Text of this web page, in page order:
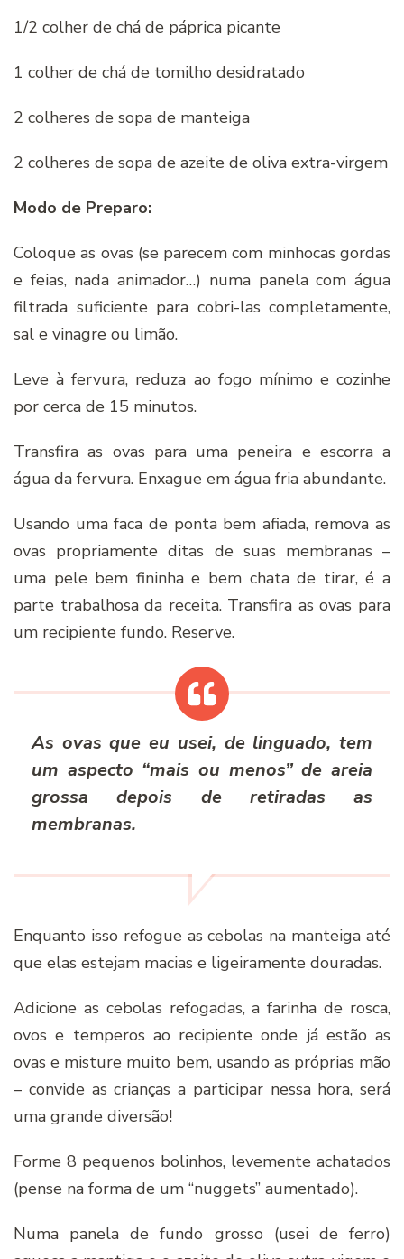
1/2 colher de chá de páprica picante
1 colher de chá de tomilho desidratado
2 colheres de sopa de manteiga
2 colheres de sopa de azeite de oliva extra-virgem
Modo de Preparo:
Coloque as ovas (se parecem com minhocas gordas
e feias, nada animador…) numa panela com água
filtrada suficiente para cobri-las completamente,
sal e vinagre ou limão.
Leve à fervura, reduza ao fogo mínimo e cozinhe
por cerca de 15 minutos.
Transfira as ovas para uma peneira e escorra a
água da fervura. Enxague em água fria abundante.
Usando uma faca de ponta bem afiada, remova as
ovas propriamente ditas de suas membranas –
uma pele bem fininha e bem chata de tirar, é a
parte trabalhosa da receita. Transfira as ovas para
um recipiente fundo. Reserve.
As ovas que eu usei, de linguado, tem
um aspecto “mais ou menos” de areia
grossa depois de retiradas as
membranas.
Enquanto isso refogue as cebolas na manteiga até
que elas estejam macias e ligeiramente douradas.
Adicione as cebolas refogadas, a farinha de rosca,
ovos e temperos ao recipiente onde já estão as
ovas e misture muito bem, usando as próprias mão
– convide as crianças a participar nessa hora, será
uma grande diversão!
Forme 8 pequenos bolinhos, levemente achatados
(pense na forma de um “nuggets” aumentado).
Numa panela de fundo grosso (usei de ferro)